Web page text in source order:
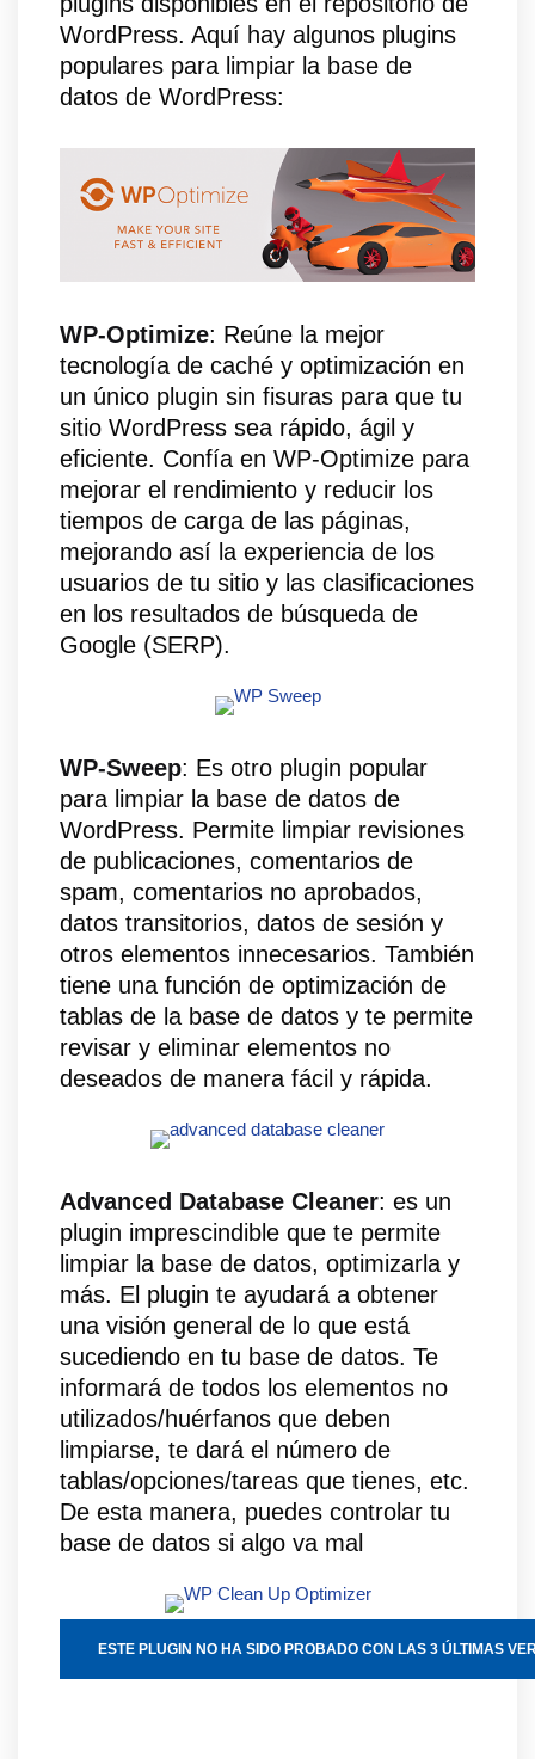
WordPress. Aquí hay algunos plugins
populares para limpiar la base de
datos de WordPress:
WP-Optimize: Reúne la mejor
tecnología de caché y optimización en
un único plugin sin fisuras para que tu
sitio WordPress sea rápido, ágil y
eficiente. Confía en WP-Optimize para
mejorar el rendimiento y reducir los
tiempos de carga de las páginas,
mejorando así la experiencia de los
usuarios de tu sitio y las clasificaciones
en los resultados de búsqueda de
Google (SERP).
WP-Sweep: Es otro plugin popular
para limpiar la base de datos de
WordPress. Permite limpiar revisiones
de publicaciones, comentarios de
spam, comentarios no aprobados,
datos transitorios, datos de sesión y
otros elementos innecesarios. También
tiene una función de optimización de
tablas de la base de datos y te permite
revisar y eliminar elementos no
deseados de manera fácil y rápida.
Advanced Database Cleaner: es un
plugin imprescindible que te permite
limpiar la base de datos, optimizarla y
más. El plugin te ayudará a obtener
una visión general de lo que está
sucediendo en tu base de datos. Te
informará de todos los elementos no
utilizados/huérfanos que deben
limpiarse, te dará el número de
tablas/opciones/tareas que tienes, etc.
De esta manera, puedes controlar tu
base de datos si algo va mal
ESTE PLUGIN NO HA SIDO PROBADO CON LAS 3 ÚLTIMAS